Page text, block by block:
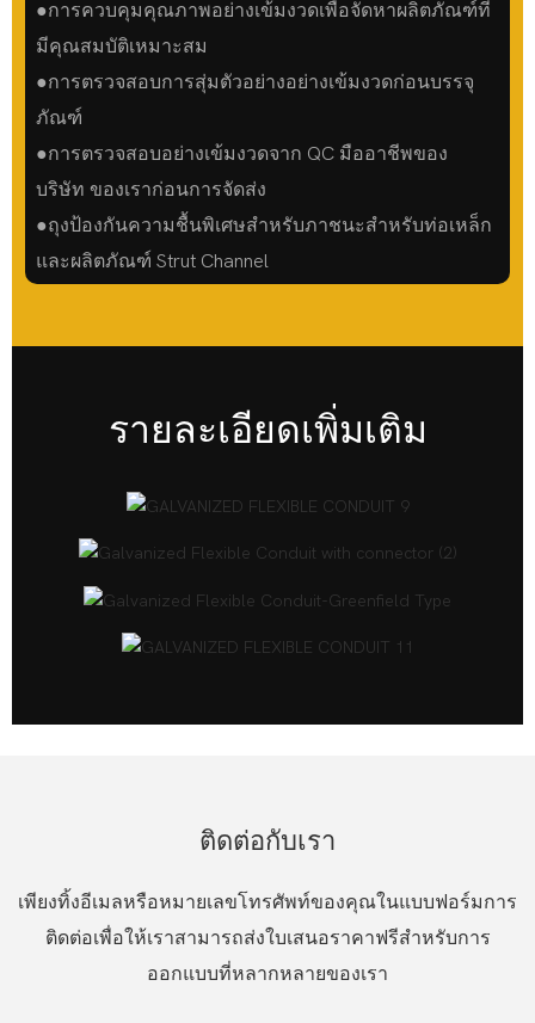
●การควบคุมคุณภาพอย่างเข้มงวดเพื่อจัดหาผลิตภัณฑ์ที่
มีคุณสมบัติเหมาะสม
●การตรวจสอบการสุ่มตัวอย่างอย่างเข้มงวดก่อนบรรจุ
ภัณฑ์
●การตรวจสอบอย่างเข้มงวดจาก QC มืออาชีพของ
บริษัท ของเราก่อนการจัดส่ง
●ถุงป้องกันความชื้นพิเศษสำหรับภาชนะสำหรับท่อเหล็ก
และผลิตภัณฑ์ Strut Channel
รายละเอียดเพิ่มเติม
ติดต่อกับเรา
เพียงทิ้งอีเมลหรือหมายเลขโทรศัพท์ของคุณในแบบฟอร์มการ
ติดต่อเพื่อให้เราสามารถส่งใบเสนอราคาฟรีสำหรับการ
ออกแบบที่หลากหลายของเรา